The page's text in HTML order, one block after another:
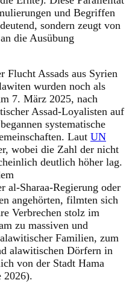
und Begriffen
sondern zeugt von
die Ausübung
Flucht Assads aus Syrien
wurden noch als
7. März 2025, nach
Assad-Loyalisten auf
systematische
Laut UN
wobei die Zahl der nicht
deutlich höher lag.
al-Sharaa-Regierung oder
angehörten, filmten sich
Verbrechen stolz im
zu massiven und
Familien, zum
alawitischen Dörfern in
von der Stadt Hama
2026).